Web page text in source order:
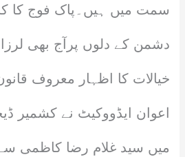
سمت میں ہیں۔پاک فوج کا
دشمن کے دلوں پرآج بھی
خیالات کا اظہار معروف
اعوان ایڈووکیٹ نے کشمیر
میں سید غلام رضا کاظمی